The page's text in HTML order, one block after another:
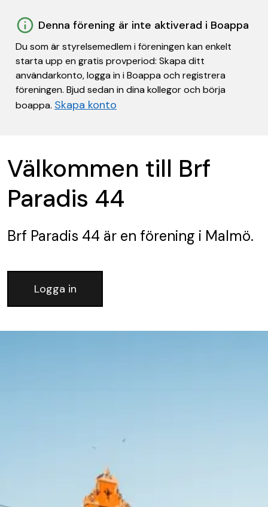
Denna förening är inte aktiverad i Boappa
Du som är styrelsemedlem i föreningen kan enkelt
starta upp en gratis provperiod: Skapa ditt
användarkonto, logga in i Boappa och registrera
föreningen. Bjud sedan in dina kollegor och börja
boappa. Skapa konto
Välkommen till Brf
Paradis 44
Brf Paradis 44 är en förening i Malmö.
Logga in